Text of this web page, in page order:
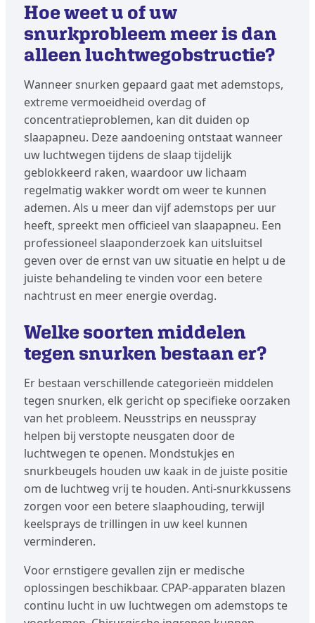
Hoe weet u of uw
snurkprobleem meer is dan
alleen luchtwegobstructie?
Wanneer snurken gepaard gaat met ademstops,
extreme vermoeidheid overdag of
concentratieproblemen, kan dit duiden op
slaapapneu. Deze aandoening ontstaat wanneer
uw luchtwegen tijdens de slaap tijdelijk
geblokkeerd raken, waardoor uw lichaam
regelmatig wakker wordt om weer te kunnen
ademen. Als u meer dan vijf ademstops per uur
heeft, spreekt men officieel van slaapapneu. Een
professioneel slaaponderzoek kan uitsluitsel
geven over de ernst van uw situatie en helpt u de
juiste behandeling te vinden voor een betere
nachtrust en meer energie overdag.
Welke soorten middelen
tegen snurken bestaan er?
Er bestaan verschillende categorieën middelen
tegen snurken, elk gericht op specifieke oorzaken
van het probleem. Neusstrips en neusspray
helpen bij verstopte neusgaten door de
luchtwegen te openen. Mondstukjes en
snurkbeugels houden uw kaak in de juiste positie
om de luchtweg vrij te houden. Anti-snurkkussens
zorgen voor een betere slaaphouding, terwijl
keelsprays de trillingen in uw keel kunnen
verminderen.
Voor ernstigere gevallen zijn er medische
oplossingen beschikbaar. CPAP-apparaten blazen
continu lucht in uw luchtwegen om ademstops te